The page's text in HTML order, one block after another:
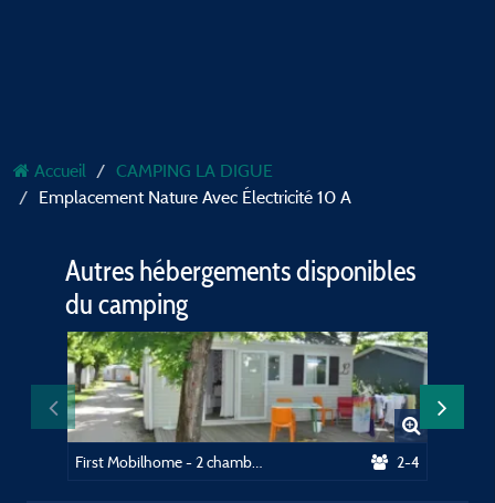
Accueil
CAMPING LA DIGUE
Emplacement Nature Avec Électricité 10 A
Autres hébergements disponibles
du camping
2-4